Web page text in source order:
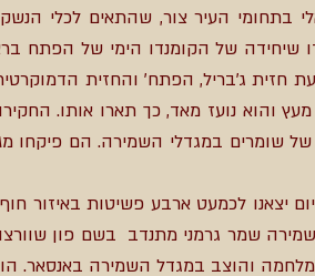
שיחידה של הקומנדו הימי של הפתח
חזית ג'בריל, הפתח' והחזית
והוא נועז מאד, כך תארו אותו.
שומרים במגדלי השמירה. הם פיקחו
יצאנו לכמעט ארבע פשיטות באיזור
שמר גרמני מתנדב בשם פון שוורצה
והוצב במגדל השמירה באנסאר.